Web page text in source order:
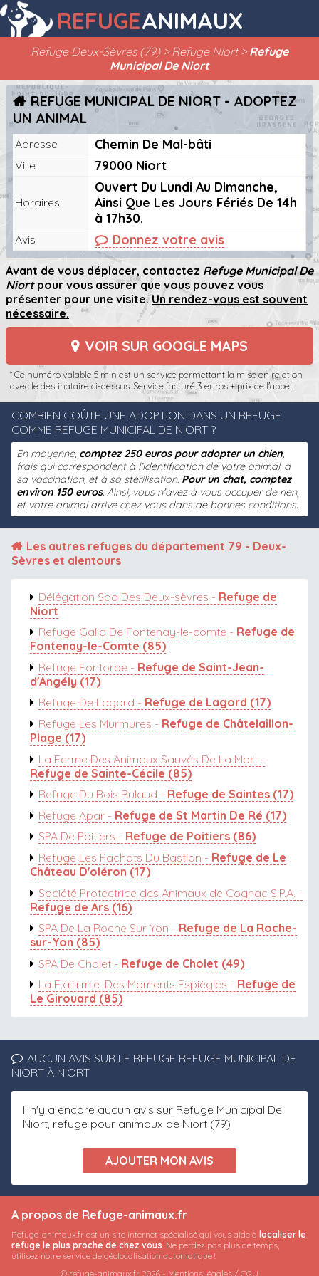
REFUGEANIMAUX
Refuge Deux-Sèvres (79) Refuge Niort
Refuge
Municipal De Niort
REFUGE MUNICIPAL DE NIORT - ADOPTEZ
UN ANIMAL
Adresse Chemin De Mal-bâti
Ville 79000 Niort
Horaires
Ouvert Du Lundi Au Dimanche,
Ainsi Que Les Jours Fériés De 14h
à 17h30.
Avis Donnez votre avis
Avant de vous déplacer, contactez Refuge Municipal De
Niortpour vous assurer que vous pouvez vous
présenter pour une visite.Un rendez-vous est souvent
nécessaire.
VOIR SUR GOOGLE MAPS
* Ce numéro valable 5 min est un service permettant la mise en relation
avec le destinataire ci-dessus. Service facturé 3 euros + prix de l'appel.
COMBIEN COÛTE UNE ADOPTION DANS UN REFUGE
COMME REFUGE MUNICIPAL DE NIORT ?
En moyenne, comptez 250 euros pour adopter un chien,
frais qui correspondent à l'identification de votre animal, à
sa vaccination, et à sa stérilisation. Pour un chat, comptez
environ 150 euros. Ainsi, vous n'avez à vous occuper de rien,
et votre animal arrive chez vous dans de bonnes conditions.
Les autres refuges du département 79 - Deux-
Sèvres et alentours
Délégation Spa Des Deux-sèvres - Refuge de
Niort
Refuge Galia De Fontenay-le-comte - Refuge de
Fontenay-le-Comte (85)
Refuge Fontorbe - Refuge de Saint-Jean-
d'Angély (17)
Refuge De Lagord - Refuge de Lagord (17)
Refuge Les Murmures - Refuge de Châtelaillon-
Plage (17)
La Ferme Des Animaux Sauvés De La Mort -
Refuge de Sainte-Cécile (85)
Refuge Du Bois Rulaud - Refuge de Saintes (17)
Refuge Apar - Refuge de St Martin De Ré (17)
SPA De Poitiers - Refuge de Poitiers (86)
Refuge Les Pachats Du Bastion - Refuge de Le
Château D'oléron (17)
Société Protectrice des Animaux de Cognac S.P.A. -
Refuge de Ars (16)
SPA De La Roche Sur Yon - Refuge de La Roche-
sur-Yon (85)
SPA De Cholet - Refuge de Cholet (49)
La F.a.i.r.m.e. Des Moments Espiègles - Refuge de
Le Girouard (85)
AUCUN AVIS SUR LE REFUGE REFUGE MUNICIPAL DE
NIORT À NIORT
Il n'y a encore aucun avis sur Refuge Municipal De
Niort, refuge pour animaux de Niort (79)
A propos de Refuge-animaux.fr
Refuge-animaux.fr est un site internet spécialisé qui vous aide à localiser le
refuge le plus proche de chez vous. Ne perdez pas plus de temps,
utilisez notre service de géolocalisation automatique !
© refuge-animaux.fr 2026 - Mentions légales / CGU